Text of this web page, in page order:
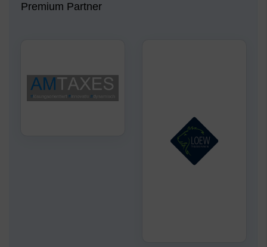
Premium Partner